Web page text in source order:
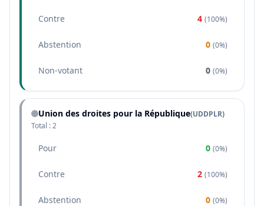
Contre 4 (100%)
Abstention 0 (0%)
Non-votant 0 (0%)
Union des droites pour la République(UDDPLR)
Total :2
Pour 0 (0%)
Contre 2 (100%)
Abstention 0 (0%)